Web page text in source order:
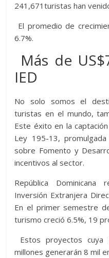
241,671turistas han
El promedio de
6.7%.
Más de
IED
No solo somos el
turistas en el mundo,
Este éxito en la
Ley 195-13,
sobre Fomento y
incentivos al sector.
República Dominicana
Inversión Extranjera
En el primer semestre
turismo creció 6.5%, 19
Estos proyectos cuya
millones generarán 8 mil